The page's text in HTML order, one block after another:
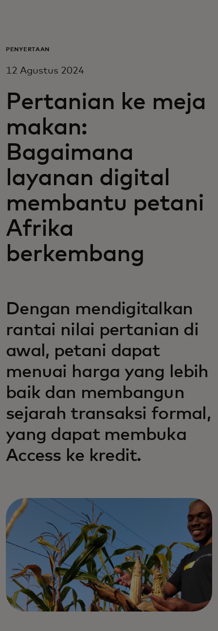
Untuk bisnis
Untuk inovator
Berita dan tren
PENYERTAAN
12 Agustus 2024
Pertanian ke meja
makan:
Bagaimana
layanan digital
membantu petani
Afrika
berkembang
Dengan mendigitalkan
rantai nilai pertanian di
awal, petani dapat
menuai harga yang lebih
baik dan membangun
sejarah transaksi formal,
yang dapat membuka
Access ke kredit.